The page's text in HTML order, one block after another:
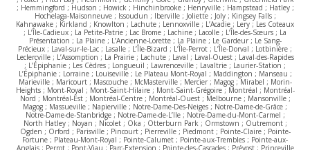
; Hemmingford ; Hudson ; Howick ; Hinchinbrooke ; Henryville ; Hampstead ; Hatley ;
Hochelaga-Maisonneuve ; Issoudun ; Iberville ; Joliette ; Joly ; Kingsey Falls ;
Kahnawake ; Kirkland ; Knowlton ; Lachute ; Lennoxville ; L’Acadie ; Lery ; Les Coteaux
; L’Île-Cadieux ; La Petite-Patrie ; Lac Brome ; Lachine ; Lacolle ; L’Île-des-Sœurs ; La
Présentation ; La Plaine ; L’Ancienne-Lorette ; La Plaine ; Le Gardeur ; Le Sang-
Précieux ; Laval-sur-le-Lac ; Lasalle ; L’Île-Bizard ; L’Île-Perrot ; L’Île-Dorval ; Lotbinière ;
Leclercville ; L’Assomption ; La Prairie ; Lachute ; Laval ; Laval-Ouest ; Laval-des-Rapides
; L’Épiphanie ; Les Cèdres ; Longueuil ; Lawrenceville ; Lavaltrie ; Laurier-Station ;
L’Épiphanie ; Lorraine ; Louiseville ; Le Plateau Mont-Royal ; Maddington ; Manseau ;
Marieville ; Maricourt ; Mascouche ; McMasterville ; Mercier ; Magog ; Mirabel ; Morin-
Heights ; Mont-Royal ; Mont-Saint-Hilaire ; Mont-Saint-Grégoire ; Montréal ; Montréal-
Nord ; Montréal-Est ; Montréal-Centre ; Montréal-Ouest ; Melbourne ; Mansonville ;
Magog ; Massueville ; Napierville ; Notre-Dame-Des-Neiges ; Notre-Dame-de-Grâce ;
Notre-Dame-de-Stanbridge ; Notre-Dame-de-L’Ile ; Notre-Dame-du-Mont-Carmel ;
North Hatley ; Noyan ; Nicolet ; Oka ; Otterburn Park ; Ormstown ; Outremont ;
Ogden ; Orford ; Parisville ; Pincourt ; Pierreville ; Piedmont ; Pointe-Claire ; Pointe-
Fortune ; Plateau-Mont-Royal ; Pointe-Calumet ; Pointe-aux-Trembles ; Pointe-aux-
Anglais ; Perrot ; Pont-Viau ; Parc-Extension ; Pointe-des-Cascades ; Prévost ; Princeville